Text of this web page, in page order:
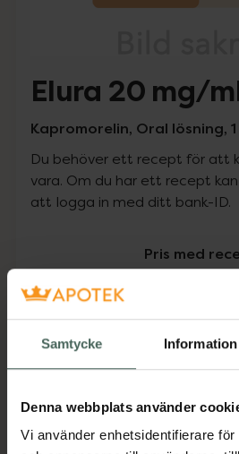
Samtycke Information
Denna webbplats använder
Vi använder enhetsidentifierare
Elura 20 mg/
Kapromorelin, Oral lösning,
Du behöver ett recept för att
vara. Om du har ett recept
att logga in med ditt bank-ID.
Pris med
0 kr